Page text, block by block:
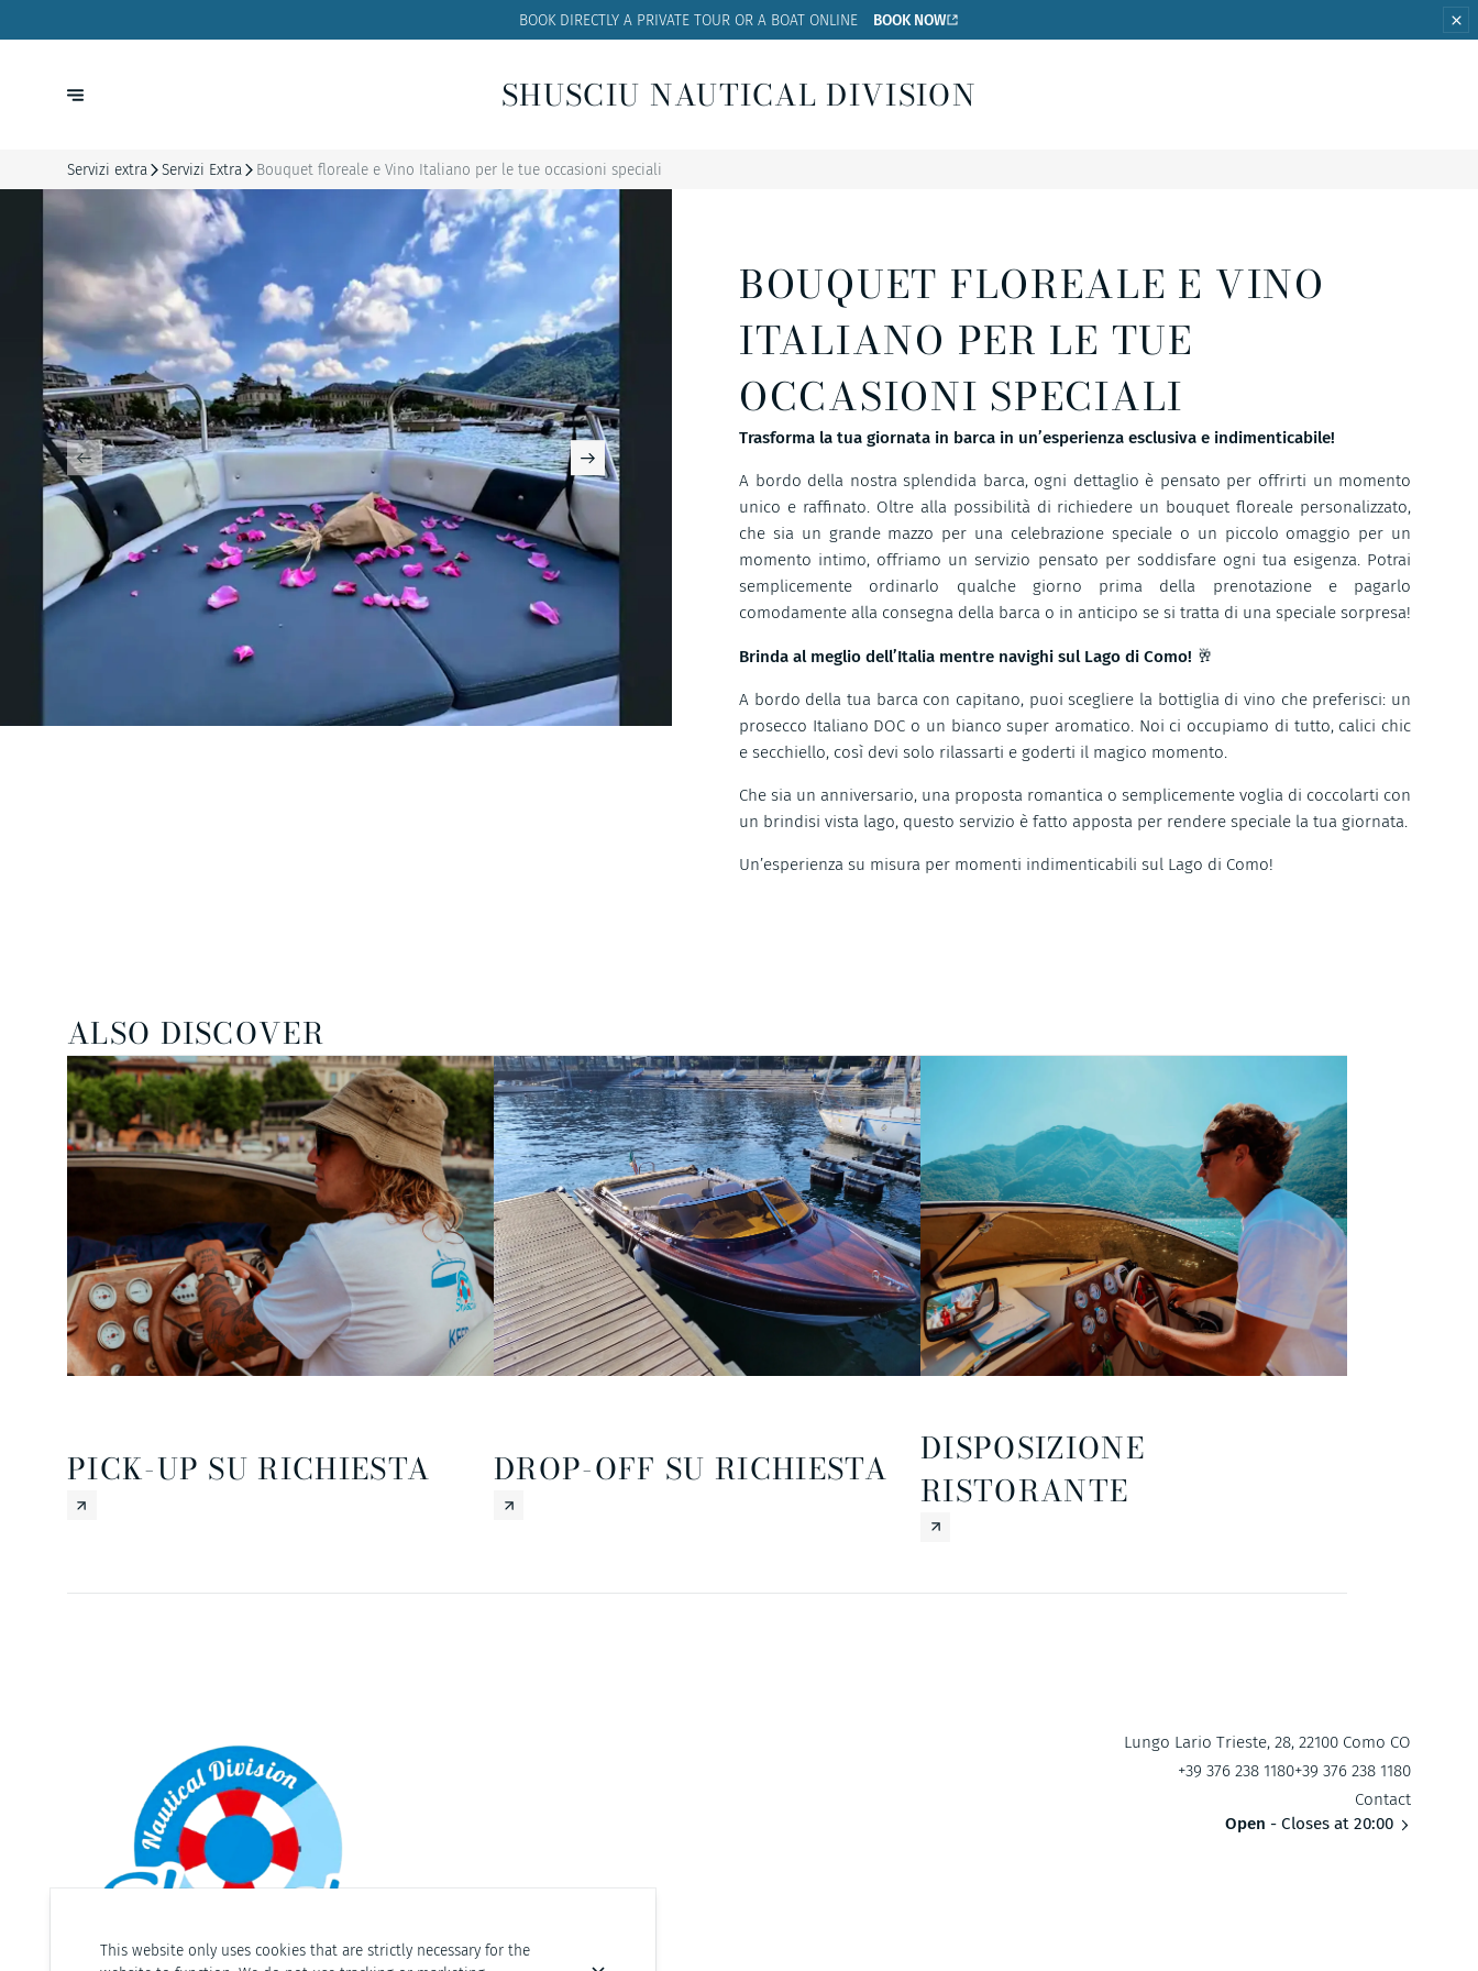
BOOK DIRECTLY A PRIVATETOUR OR A BOAT ONLINE BOOK NOW
SHUSCIU NAUTICAL DIVISION
Servizi extra Servizi Extra Bouquet floreale e Vino Italiano per le tue occasioni speciali
BOUQUET FLOREALE E VINO
ITALIANO PER LE TUE
OCCASIONI SPECIALI
Trasforma la tua giornata in barca in un’esperienza esclusiva e indimenticabile!
A bordo della nostra splendida barca, ogni dettaglio è pensato per offrirti un momento
unico e raffinato. Oltre alla possibilità di richiedere un bouquet floreale personalizzato,
che sia un grande mazzo per una celebrazione speciale o un piccolo omaggio per un
momento intimo, offriamo un servizio pensato per soddisfare ogni tua esigenza. Potrai
semplicemente ordinarlo qualche giorno prima della prenotazione e pagarlo
comodamente alla consegna della barca o in anticipo se si tratta di una speciale sorpresa!
Brinda al meglio dell’Italia mentre navighi sul Lago di Como! 🥂
A bordo della tua barca con capitano, puoi scegliere la bottiglia di vino che preferisci: un
prosecco Italiano DOC o un bianco super aromatico. Noi ci occupiamo di tutto, calici chic
e secchiello, così devi solo rilassarti e goderti il magico momento.
Che sia un anniversario, una proposta romantica o semplicemente voglia di coccolarti con
un brindisi vista lago, questo servizio è fatto apposta per rendere speciale la tua giornata.
Un’esperienza su misura per momenti indimenticabili sul Lago di Como!
ALSO DISCOVER
PICK-UP SU RICHIESTA DROP-OFF SU RICHIESTA
DISPOSIZIONE
RISTORANTE
Lungo Lario Trieste, 28, 22100 Como CO
+39 376 238 1180+39 376 238 1180
Contact
Open - Closes at 20:00
This website only uses cookies that are strictly necessary for the